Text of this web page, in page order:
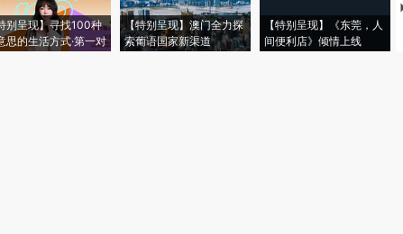
别呈现】寻找100种
思的生活方式·第一对
【特别呈现】澳门全力探
索葡语国家新渠道
【特别呈现】《东莞，人
间便利店》倾情上线